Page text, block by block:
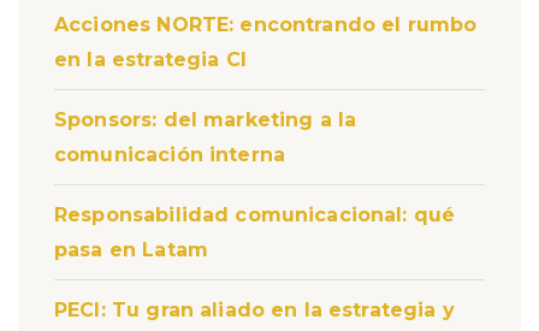
Acciones NORTE: encontrando el rumbo
en la estrategia CI
Sponsors: del marketing a la
comunicación interna
Responsabilidad comunicacional: qué
pasa en Latam
PECI: Tu gran aliado en la estrategia y